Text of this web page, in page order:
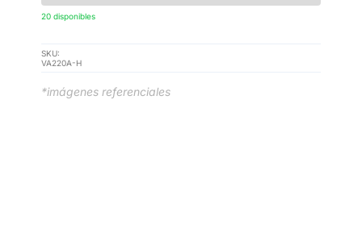
20 disponibles
SKU:
VA220A-H
*imágenes referenciales